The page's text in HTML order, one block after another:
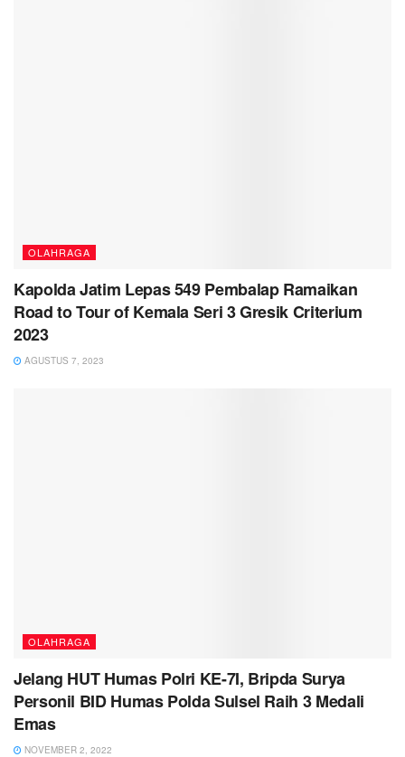
OLAHRAGA
Kapolda Jatim Lepas 549 Pembalap Ramaikan
Road to Tour of Kemala Seri 3 Gresik Criterium
2023
AGUSTUS 7, 2023
OLAHRAGA
Jelang HUT Humas Polri KE-7I, Bripda Surya
Personil BID Humas Polda Sulsel Raih 3 Medali
Emas
NOVEMBER 2, 2022